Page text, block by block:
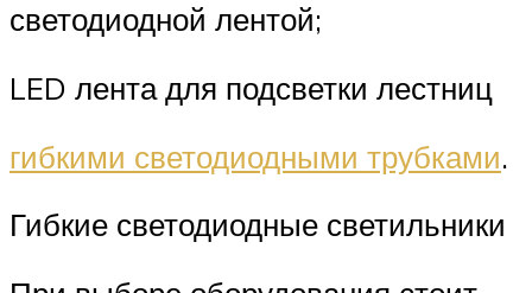
светодиодной лентой;
LED лента для подсветки лестниц
гибкими светодиодными трубками.
Гибкие светодиодные светильники